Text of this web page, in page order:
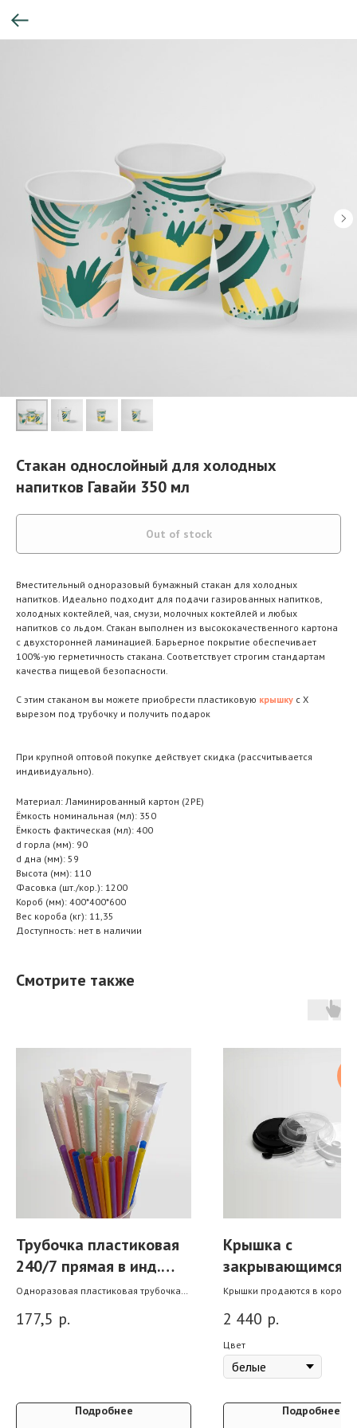
Стакан однослойный для холодных
напитков Гавайи 350 мл
Out of stock
Вместительный одноразовый бумажный стакан для холодных
напитков. Идеально подходит для подачи газированных напитков,
холодных коктейлей, чая, смузи, молочных коктейлей и любых
напитков со льдом. Стакан выполнен из высококачественного картона
с двухсторонней ламинацией. Барьерное покрытие обеспечивает
100%-ую герметичность стакана. Соответствует строгим стандартам
качества пищевой безопасности.
С этим стаканом вы можете приобрести пластиковую крышку с Х
вырезом под трубочку и получить подарок
При крупной оптовой покупке действует скидка (рассчитывается
индивидуально).
Материал: Ламинированный картон (2РЕ)
Ёмкость номинальная (мл): 350
Ёмкость фактическая (мл): 400
d горла (мм): 90
d дна (мм): 59
Высота (мм): 110
Фасовка (шт./кор.): 1200
Короб (мм): 400*400*600
Вес короба (кг): 11,35
Доступность: нет в наличии
Смотрите также
Трубочка пластиковая
240/7 прямая в инд.
упаковке, цветная
Одноразовая пластиковая трубочка
для ваших напитков. Подходит для
177,5 р.
Подробнее
Крышка с
закрывающимся
питейником для
стакана 250 мл
Крышки продаются в
действует скидка.
2 440 р.
Цвет
Подробнее